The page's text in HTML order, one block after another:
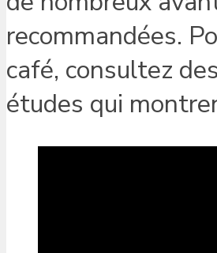
recommandées.
café, consultez
études qui